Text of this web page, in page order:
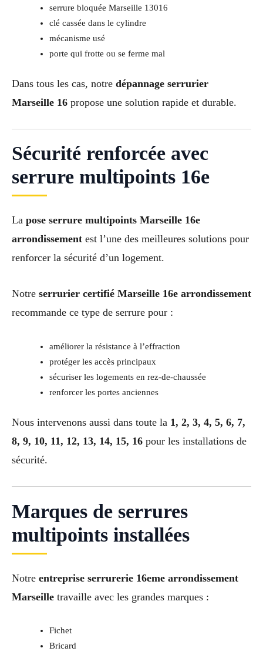
serrure bloquée Marseille 13016
clé cassée dans le cylindre
mécanisme usé
porte qui frotte ou se ferme mal
Dans tous les cas, notre dépannage serrurier
Marseille 16 propose une solution rapide et durable.
Sécurité renforcée avec
serrure multipoints 16e
La pose serrure multipoints Marseille 16e
arrondissement est l’une des meilleures solutions pour
renforcer la sécurité d’un logement.
Notre serrurier certifié Marseille 16e arrondissement
recommande ce type de serrure pour :
améliorer la résistance à l’effraction
protéger les accès principaux
sécuriser les logements en rez-de-chaussée
renforcer les portes anciennes
Nous intervenons aussi dans toute la 1, 2, 3, 4, 5, 6, 7,
8, 9, 10, 11, 12, 13, 14, 15, 16 pour les installations de
sécurité.
Marques de serrures
multipoints installées
Notre entreprise serrurerie 16eme arrondissement
Marseille travaille avec les grandes marques :
Fichet
Bricard